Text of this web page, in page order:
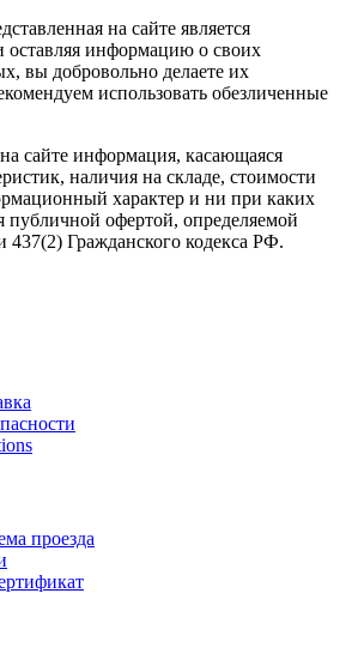
на сайте является
оставляя информацию о своих
вы добровольно делаете их
использовать обезличенные
сайте информация, касающаяся
наличия на складе, стоимости
характер и ни при каких
публичной офертой, определяемой
Гражданского кодекса РФ.
проезда